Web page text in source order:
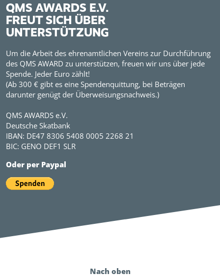
QMS AWARDS E.V.
FREUT SICH ÜBER
UNTERSTÜTZUNG
Um die Arbeit des ehrenamtlichen Vereins zur Durchführung
des QMS AWARD zu unterstützen, freuen wir uns über jede
Spende. Jeder Euro zählt!
(Ab 300 € gibt es eine Spendenquittung, bei Beträgen
darunter genügt der Überweisungsnachweis.)
QMS AWARDS e.V.
Deutsche Skatbank
IBAN: DE47 8306 5408 0005 2268 21
BIC: GENO DEF1 SLR
Oder per Paypal
Nach oben